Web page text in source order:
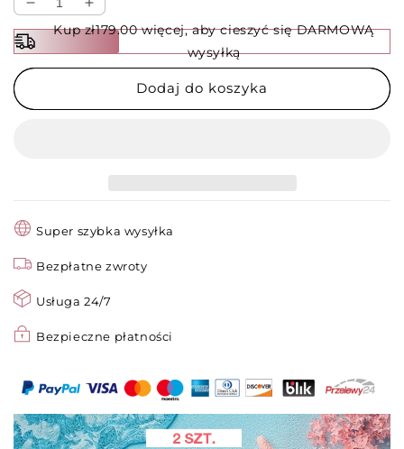
Zmniejsz
ilość
dla
✨
PENNA
AKUPUNKTURA
DLA
CAŁEGO
CIAŁA!
✨
Zwiększ
ilość
✨
PENNA
DLA
CIAŁA!
✨
Kup zł179.00 więcej, aby cieszyć się DARMOWĄ
wysyłką
Dodaj do koszyka
Super szybka wysyłka
Bezpłatne zwroty
Usługa 24/7
Bezpieczne płatności